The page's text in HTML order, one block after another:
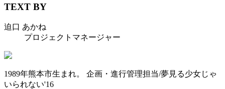
TEXT BY
迫口 あかね
プロジェクトマネージャー
1989年熊本市生まれ。 企画・進行管理担当/夢見る少女じゃ
いられない'16